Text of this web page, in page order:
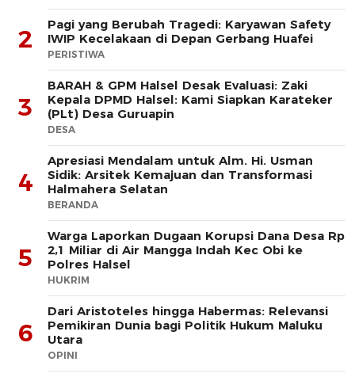
2
Pagi yang Berubah Tragedi: Karyawan Safety
IWIP Kecelakaan di Depan Gerbang Huafei
PERISTIWA
3
BARAH & GPM Halsel Desak Evaluasi: Zaki
Kepala DPMD Halsel: Kami Siapkan Karateker
(PLt) Desa Guruapin
DESA
4
Apresiasi Mendalam untuk Alm. Hi. Usman
Sidik: Arsitek Kemajuan dan Transformasi
Halmahera Selatan
BERANDA
5
Warga Laporkan Dugaan Korupsi Dana Desa Rp
2,1 Miliar di Air Mangga Indah Kec Obi ke
Polres Halsel
HUKRIM
6
Dari Aristoteles hingga Habermas: Relevansi
Pemikiran Dunia bagi Politik Hukum Maluku
Utara
OPINI